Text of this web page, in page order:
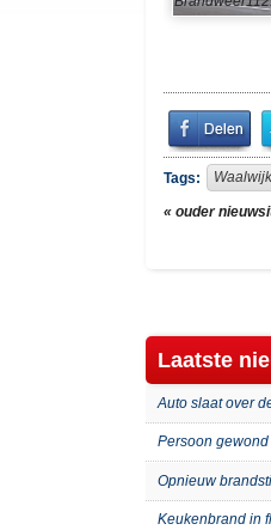
Share
on
Tags:
Waalwijk
« ouder
Laatste
Auto slaat over
Persoon
Opnieuw
Keukenbrand in